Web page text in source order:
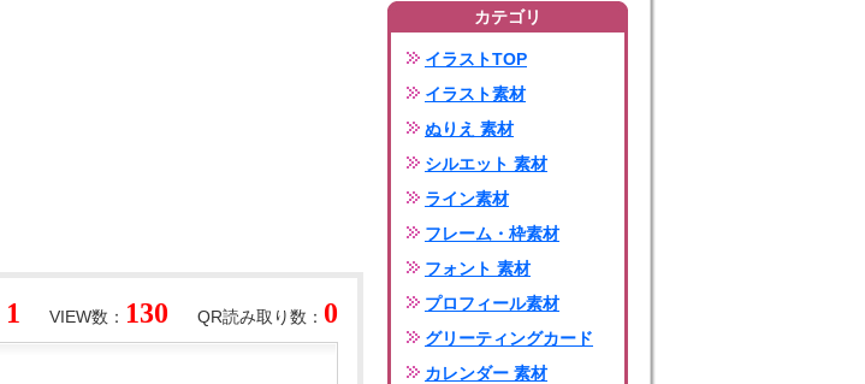
QR読み取り数： 0
VIEW数： 130
1
カテゴリ
イラストTOP
イラスト素材
ぬりえ 素材
シルエット 素材
ライン素材
フレーム・枠素材
フォント 素材
プロフィール素材
グリーティングカード
カレンダー 素材